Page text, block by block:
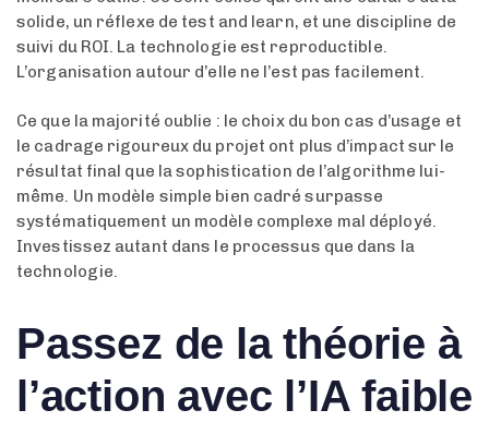
solide, un réflexe de test and learn, et une discipline de
suivi du ROI. La technologie est reproductible.
L’organisation autour d’elle ne l’est pas facilement.
Ce que la majorité oublie : le choix du bon cas d’usage et
le cadrage rigoureux du projet ont plus d’impact sur le
résultat final que la sophistication de l’algorithme lui-
même. Un modèle simple bien cadré surpasse
systématiquement un modèle complexe mal déployé.
Investissez autant dans le processus que dans la
technologie.
Passez de la théorie à
l’action avec l’IA faible